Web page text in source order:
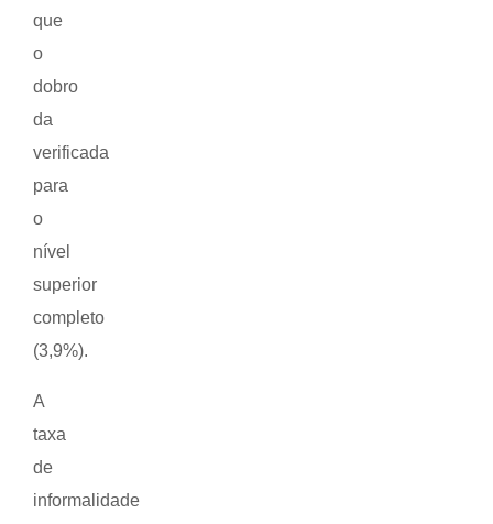
que
o
dobro
da
verificada
para
o
nível
superior
completo
(3,9%).
A
taxa
de
informalidade